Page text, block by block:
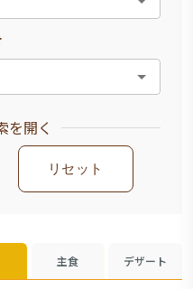
を開く
リセット
主食 デザート